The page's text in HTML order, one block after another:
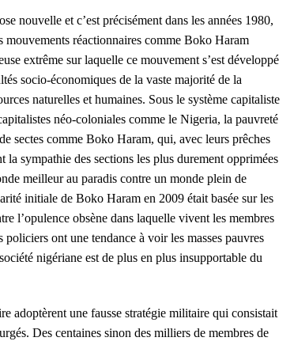
nouvelle et c’est précisément dans les années 1980,
mouvements réactionnaires comme Boko Haram
extrême sur laquelle ce mouvement s’est développé
socio-économiques de la vaste majorité de la
naturelles et humaines. Sous le système capitaliste
néo-coloniales comme le Nigeria, la pauvreté
sectes comme Boko Haram, qui, avec leurs prêches
sympathie des sections les plus durement opprimées
meilleur au paradis contre un monde plein de
initiale de Boko Haram en 2009 était basée sur les
l’opulence obsène dans laquelle vivent les membres
ont une tendance à voir les masses pauvres
nigériane est de plus en plus insupportable du
adoptèrent une fausse stratégie militaire qui consistait
Des centaines sinon des milliers de membres de